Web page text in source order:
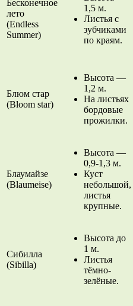
Бесконечное
лето
(Endless
Summer)
1,5 м.
Листья с
зубчиками
по краям.
Блюм стар
(Bloom star)
Высота —
1,2 м.
На листьях
бордовые
прожилки.
Блаумайзе
(Blaumeise)
Высота —
0,9-1,3 м.
Куст
небольшой,
листья
крупные.
Сибилла
(Sibilla)
Высота до
1 м.
Листья
тёмно-
зелёные.